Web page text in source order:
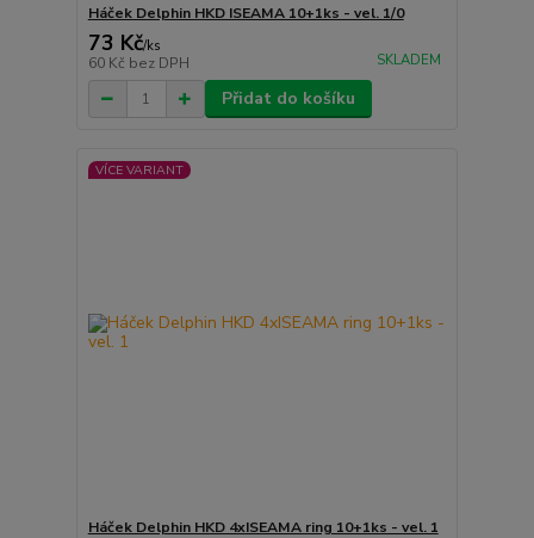
Háček Delphin HKD ISEAMA 10+1ks - vel. 1/0
73 Kč/ks
60 Kč bez DPH SKLADEM
Přidat do košíku
VÍCE VARIANT
Háček Delphin HKD 4xISEAMA ring 10+1ks - vel. 1